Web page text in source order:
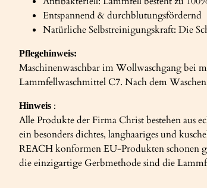
Entspannend & durchblutungsfördernd
Natürliche Selbstreinigungskraft: Die
Pflegehinweis:
Maschinenwaschbar im Wollwaschgang bei
Lammfellwaschmittel C7. Nach dem
Hinweis :
Alle Produkte der Firma Christ bestehen aus
ein besonders dichtes, langhaariges und
REACH konformen EU-Produkten schonen
die einzigartige Gerbmethode sind die